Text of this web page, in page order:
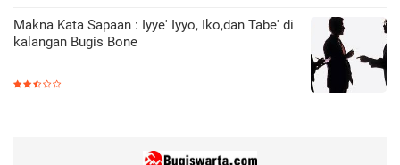
Makna Kata Sapaan : Iyye' Iyyo, Iko,dan Tabe' di
kalangan Bugis Bone